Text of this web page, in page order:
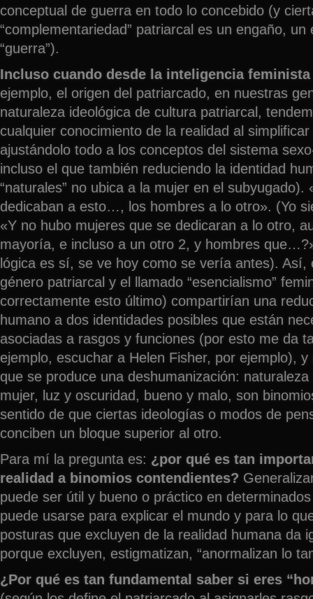
conceptual de guerra en todo lo concebido (y
“complementariedad” patriarcal es un engaño, un
“guerra”).
Incluso cuando desde la inteligencia
ejemplo, el origen del patriarcado, en nuestras
naturaleza ideológica de cultura patriarcal,
cualquier conocimiento de la realidad al
ajustándolo todo a los conceptos del sistema
incluso el que también reduciendo la identidad
“naturales” no ubica a la mujer en el subyugado).
dedicaban a esto…, los hombres a lo otro». (Yo
«Y no hubo mujeres que se dedicaran a lo otro,
mayoría, e incluso a un otro 2, y hombres
lógica es sí, se ve hoy como se vería antes). Así,
género patriarcal y el llamado “esencialismo”
correctamente esto último) compartirían una
humano a dos identidades posibles que están
asociadas a rasgos y funciones (por esto me da
ejemplo, escuchar a Helen Fisher, por ejemplo),
que se produce una deshumanización:
mujer, luz y oscuridad, bueno y malo, son
sentido de que ciertas ideologías o modos de
conciben un bloque superior al otro.
Para mí la pregunta es: ¿por qué es tan
realidad a binomios contendientes?
puede ser útil y bueno o práctico en
puede usarse para explicar el mundo y para lo
posturas que excluyen de la realidad humana da
porque excluyen, estigmatizan, “anormalizan lo
¿Por qué es tan fundamental saber si eres